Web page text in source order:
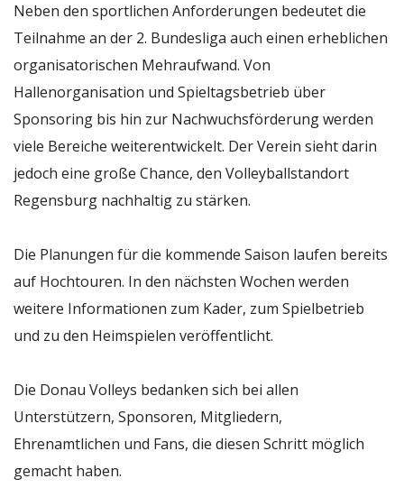
Neben den sportlichen Anforderungen bedeutet die
Teilnahme an der 2. Bundesliga auch einen erheblichen
organisatorischen Mehraufwand. Von
Hallenorganisation und Spieltagsbetrieb über
Sponsoring bis hin zur Nachwuchsförderung werden
viele Bereiche weiterentwickelt. Der Verein sieht darin
jedoch eine große Chance, den Volleyballstandort
Regensburg nachhaltig zu stärken.
Die Planungen für die kommende Saison laufen bereits
auf Hochtouren. In den nächsten Wochen werden
weitere Informationen zum Kader, zum Spielbetrieb
und zu den Heimspielen veröffentlicht.
Die Donau Volleys bedanken sich bei allen
Unterstützern, Sponsoren, Mitgliedern,
Ehrenamtlichen und Fans, die diesen Schritt möglich
gemacht haben.